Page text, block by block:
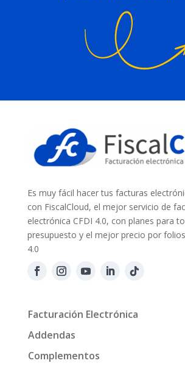
Es muy fácil hacer tus facturas
con FiscalCloud, el mejor servicio de
electrónica CFDI 4.0, con planes para
presupuesto y el mejor precio por
4.0
Facturación Electrónica
Addendas
Complementos